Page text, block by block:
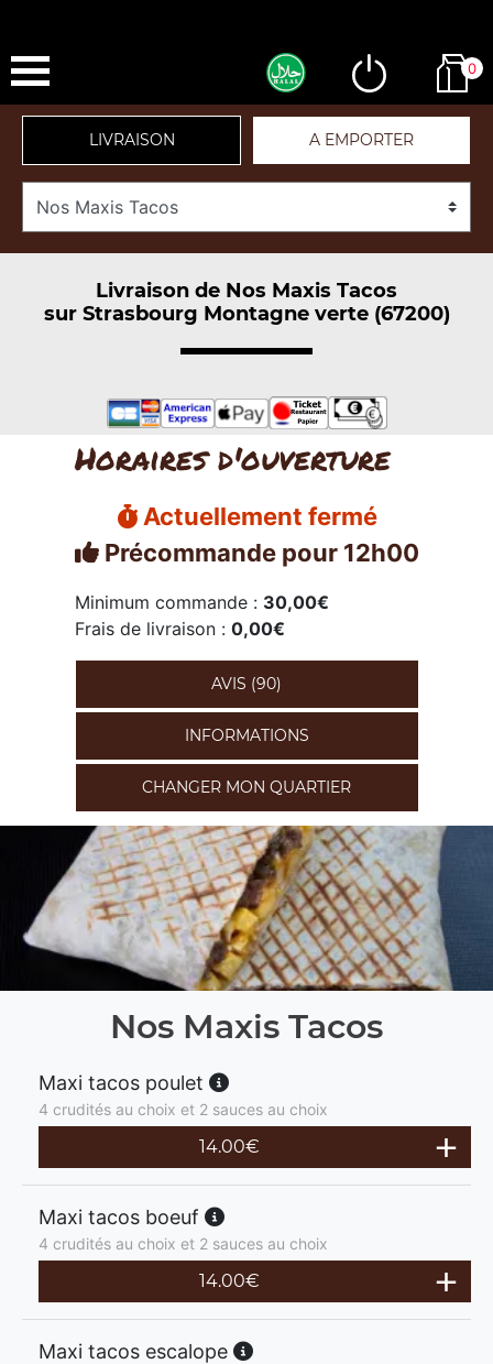
0
LIVRAISON A EMPORTER
Livraison de Nos Maxis Tacos
sur Strasbourg Montagne verte (67200)
Horaires d'ouverture
Actuellement fermé
Précommande pour 12h00
Minimum commande : 30,00€
Frais de livraison : 0,00€
AVIS (90)
INFORMATIONS
CHANGER MON QUARTIER
Nos Maxis Tacos
Maxi tacos poulet
4 crudités au choix et 2 sauces au choix
14.00€
Maxi tacos boeuf
4 crudités au choix et 2 sauces au choix
14.00€
Maxi tacos escalope